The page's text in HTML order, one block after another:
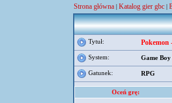
Strona główna | Katalog gier gbc |
Tytuł:
System: Game
Gatunek: RPG
Oceń grę: